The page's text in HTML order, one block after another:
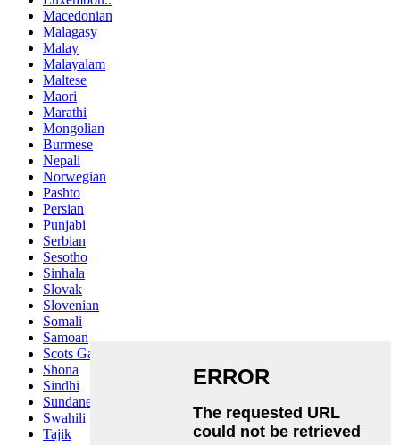
Macedonian
Malagasy
Malay
Malayalam
Maltese
Maori
Marathi
Mongolian
Burmese
Nepali
Norwegian
Pashto
Persian
Punjabi
Serbian
Sesotho
Sinhala
Slovak
Slovenian
Somali
Samoan
Scots Gaelic
Shona
Sindhi
Sundanese
Swahili
Tajik